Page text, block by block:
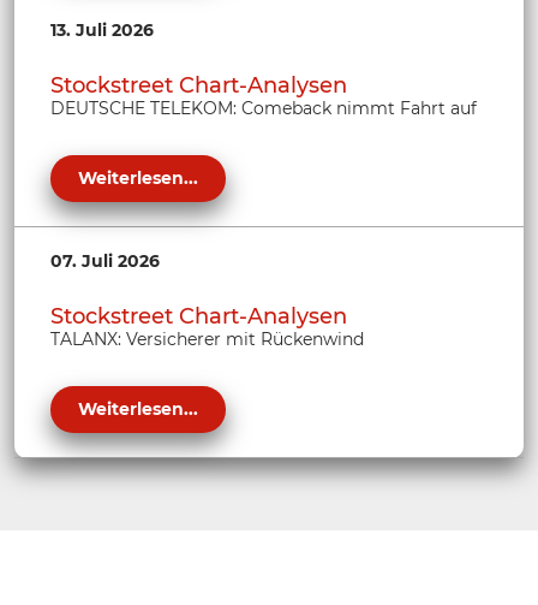
13. Juli 2026
Stockstreet Chart-Analysen
DEUTSCHE TELEKOM: Comeback nimmt Fahrt auf
Weiterlesen...
07. Juli 2026
Stockstreet Chart-Analysen
TALANX: Versicherer mit Rückenwind
Weiterlesen...